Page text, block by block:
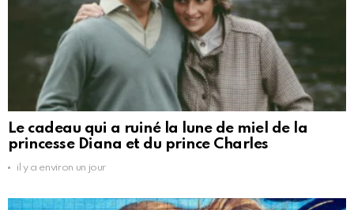
Le cadeau qui a ruiné la lune de miel de la
princesse Diana et du prince Charles
il y a environ un jour